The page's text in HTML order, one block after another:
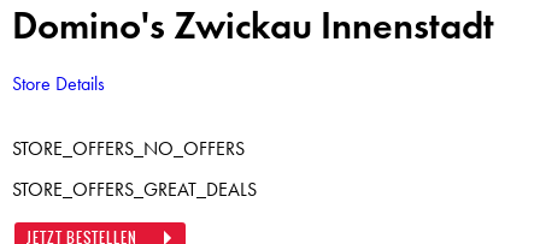
Domino's Zwickau Innenstadt
Store Details
STORE_OFFERS_NO_OFFERS
STORE_OFFERS_GREAT_DEALS
JETZT BESTELLEN